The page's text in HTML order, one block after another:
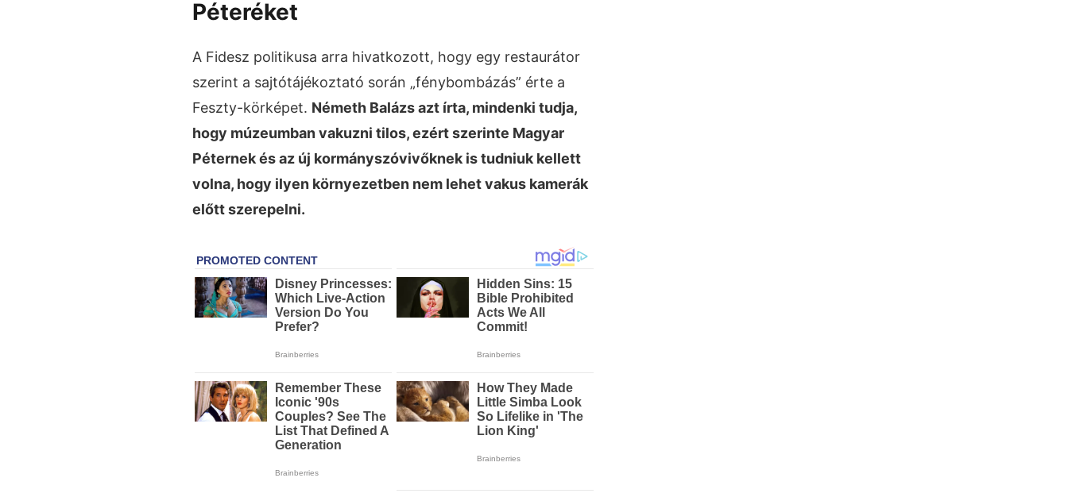
Péteréket
A Fidesz politikusa arra hivatkozott, hogy egy restaurátor
szerint a sajtótájékoztató során „fénybombázás” érte a
Feszty-körképet. Németh Balázs azt írta, mindenki tudja,
hogy múzeumban vakuzni tilos, ezért szerinte Magyar
Péternek és az új kormányszóvivőknek is tudniuk kellett
volna, hogy ilyen környezetben nem lehet vakus kamerák
előtt szerepelni.